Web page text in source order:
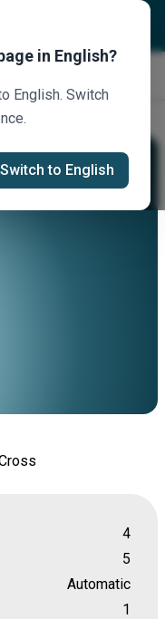
VW T-Cross
4
5
Automatic
1
in English?
English. Switch
Switch to English